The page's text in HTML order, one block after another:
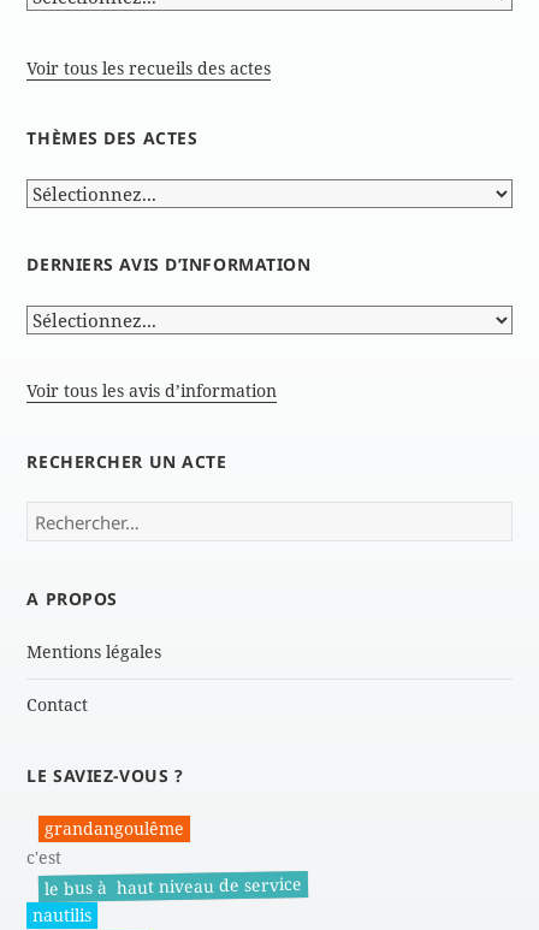
Voir tous les recueils des actes
THÈMES DES ACTES
DERNIERS AVIS D’INFORMATION
Voir tous les avis d’information
RECHERCHER UN ACTE
Rechercher :
A PROPOS
Mentions légales
Contact
LE SAVIEZ-VOUS ?
grandangoulême
c'est
le bus à haut niveau de service
nautilis